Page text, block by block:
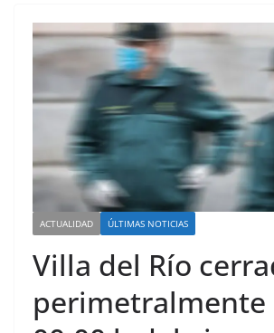
ACTUALIDAD ÚLTIMAS NOTICIAS
Villa del Río
perimetralmente